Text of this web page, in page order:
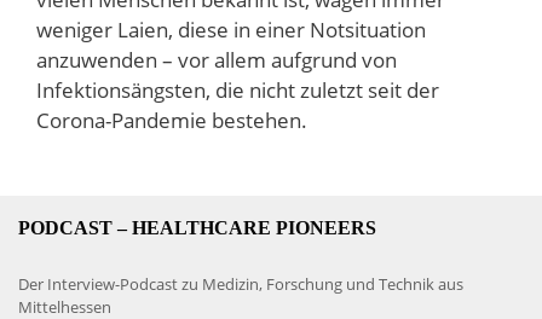
weniger Laien, diese in einer Notsituation
anzuwenden – vor allem aufgrund von
Infektionsängsten, die nicht zuletzt seit der
Corona-Pandemie bestehen.
PODCAST – HEALTHCARE PIONEERS
Der Interview-Podcast zu Medizin, Forschung und Technik aus
Mittelhessen